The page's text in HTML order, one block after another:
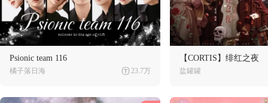
Psionic team 116
橘子落日海 23.7万
【CORTIS】绯红之夜
盐罐罐